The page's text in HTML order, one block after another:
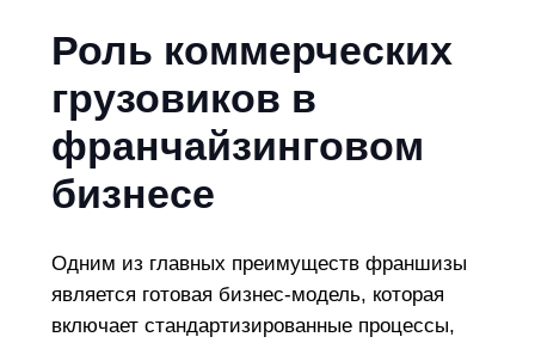
Роль коммерческих
грузовиков в
франчайзинговом
бизнесе
Одним из главных преимуществ франшизы
является готовая бизнес-модель, которая
включает стандартизированные процессы,